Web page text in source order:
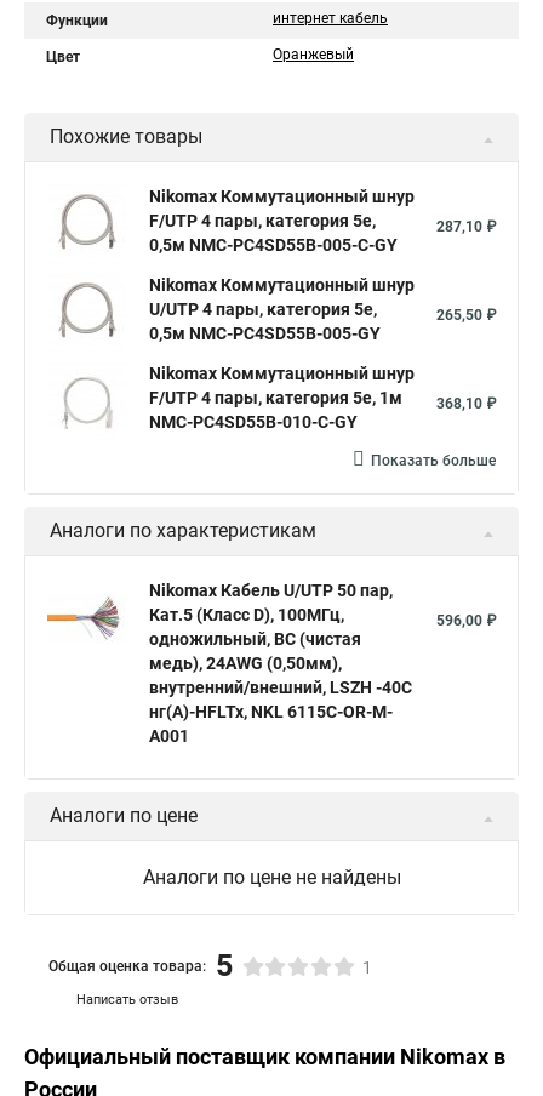
Функции интернет кабель
Цвет Оранжевый
Похожие товары
Nikomax Коммутационный шнур
F/UTP 4 пары, категория 5е,
0,5м NMC-PC4SD55B-005-C-GY
287,10 ₽
Nikomax Коммутационный шнур
U/UTP 4 пары, категория 5е,
0,5м NMC-PC4SD55B-005-GY
265,50 ₽
Nikomax Коммутационный шнур
F/UTP 4 пары, категория 5е, 1м
NMC-PC4SD55B-010-C-GY
368,10 ₽
Показать больше
Аналоги по характеристикам
Nikomax Кабель U/UTP 50 пар,
Кат.5 (Класс D), 100МГц,
одножильный, BC (чистая
медь), 24AWG (0,50мм),
внутренний/внешний, LSZH -40C
нг(А)-HFLTx, NKL 6115C-OR-M-
A001
596,00 ₽
Аналоги по цене
Аналоги по цене не найдены
Написать отзыв
Общая оценка товара: 5 1
Официальный поставщик компании Nikomax в
России